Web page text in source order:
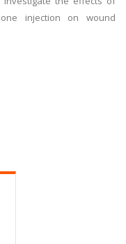
injection on wound